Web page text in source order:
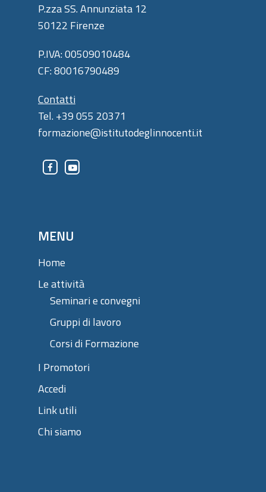
P.zza SS. Annunziata 12
50122 Firenze
P.IVA: 00509010484
CF: 80016790489
Contatti
Tel. +39 055 20371
formazione@istitutodeglinnocenti.it
MENU
Home
Le attività
Seminari e convegni
Gruppi di lavoro
Corsi di Formazione
I Promotori
Accedi
Link utili
Chi siamo